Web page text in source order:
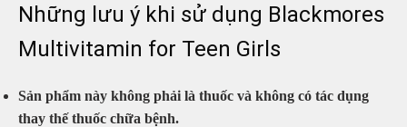
Những lưu ý khi sử dụng Blackmores
Multivitamin for Teen Girls
Sản phẩm này không phải là thuốc và không có tác dụng
thay thế thuốc chữa bệnh.